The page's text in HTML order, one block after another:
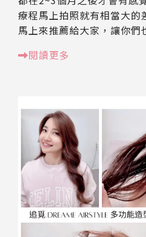
療程馬上拍照就有相當大的
馬上來推薦給大家，讓你們
閱讀更多